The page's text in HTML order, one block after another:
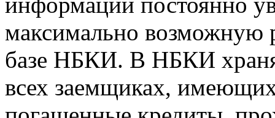
максимально возможную
базе НБКИ. В НБКИ
всех заемщиках,